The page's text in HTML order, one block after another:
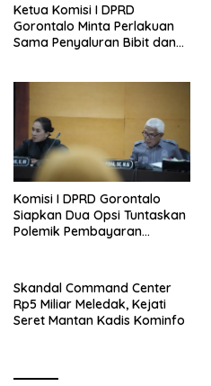
Ketua Komisi I DPRD
Gorontalo Minta Perlakuan
Sama Penyaluran Bibit dan
Komisi I DPRD Gorontalo
Siapkan Dua Opsi Tuntaskan
Polemik Pembayaran
Skandal Command Center
Rp5 Miliar Meledak, Kejati
Seret Mantan Kadis Kominfo